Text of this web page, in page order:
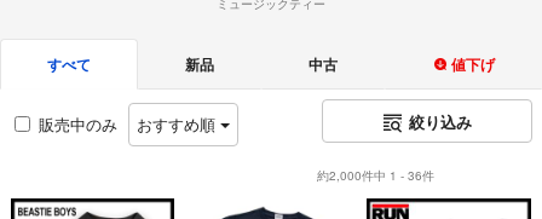
すべて 新品 中古 値下げ
販売中のみ おすすめ順 絞り込み
約2,000件中 1 - 36件